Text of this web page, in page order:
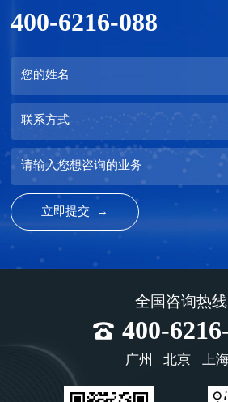
400-6216-088
您的姓名
联系方式
请输入您想咨询的业务
全国咨询热线
400-
广州 北京 上